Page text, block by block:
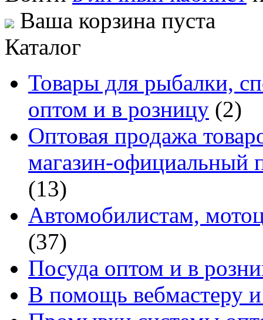
Ваша корзина пуста
Каталог
Товары для рыбалки,
оптом и в розницу (2)
Оптовая продажа
магазин-официальный
(13)
Автомобилистам,
(37)
Посуда оптом и в
В помощь вебмастеру и